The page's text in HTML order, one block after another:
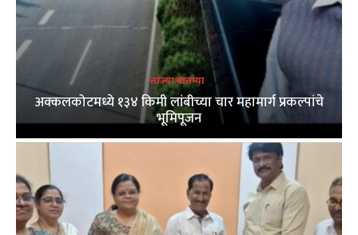
ताज्या बातम्या
अक्कलकोटमध्ये १३४ किमी लांबीच्या चार महामार्ग प्रकल्पांचे
भूमिपूजन